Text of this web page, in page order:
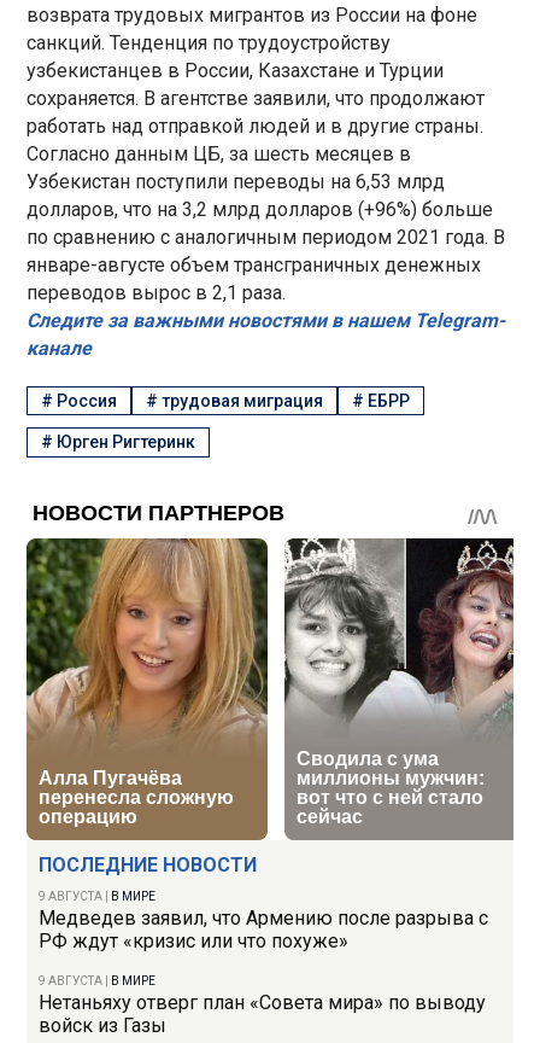
ПОСЛЕДНИЕ НОВОСТИ
9 АВГУСТА В МИРЕ
Медведев заявил, что Армению после разрыва с
РФ ждут «кризис или что похуже»
9 АВГУСТА В МИРЕ
Нетаньяху отверг план «Совета мира» по выводу
войск из Газы
возврата трудовых мигрантов из России на фоне
санкций. Тенденция по трудоустройству
узбекистанцев в России, Казахстане и Турции
сохраняется. В агентстве заявили, что продолжают
работать над отправкой людей и в другие страны.
Согласно данным ЦБ, за шесть месяцев в
Узбекистан поступили переводы на 6,53 млрд
долларов, что на 3,2 млрд долларов (+96%) больше
по сравнению с аналогичным периодом 2021 года. В
январе-августе объем трансграничных денежных
переводов вырос в 2,1 раза.
Следите за важными новостями в нашем Telegram-
канале
# Россия #трудовая миграция # ЕБРР
# Юрген Ригтеринк